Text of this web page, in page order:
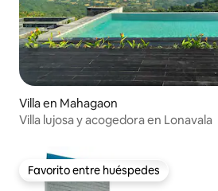
Villa en Mahagaon
Villa lujosa y acogedora en Lonavala
Favorito entre huéspedes
Favorito entre huéspedes